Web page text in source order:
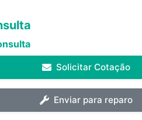
Solicitar Cotação
Enviar para reparo